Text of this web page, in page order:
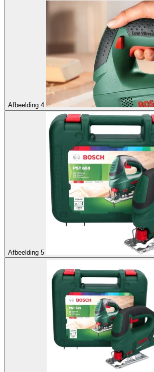
Afbeelding 4
Afbeelding 5